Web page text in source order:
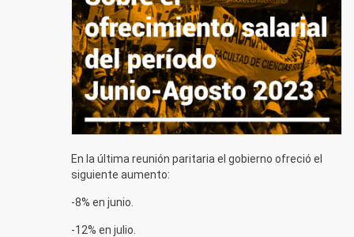
En la última reunión paritaria el gobierno ofreció el
siguiente aumento:
-8% en junio.
-12% en julio.